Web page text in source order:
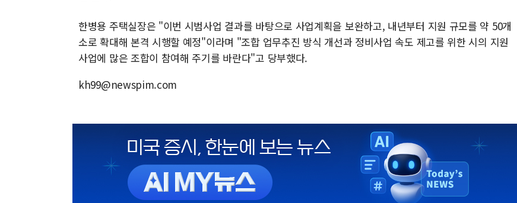
한병용 주택실장은 "이번 시범사업 결과를 바탕으로 사업계획을 보완하고, 내년부터 지원 규모를 약 50개
소로 확대해 본격 시행할 예정"이라며 "조합 업무추진 방식 개선과 정비사업 속도 제고를 위한 시의 지원
사업에 많은 조합이 참여해 주기를 바란다"고 당부했다.
kh99@newspim.com